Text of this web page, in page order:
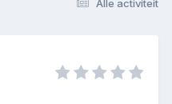
Alle activiteit